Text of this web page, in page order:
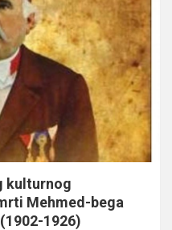
kulturnog
Mehmed-bega
1926)